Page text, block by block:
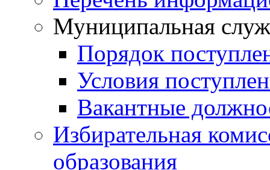
Муниципальная
Порядок
Условия
Вакантные
Избирательная
образования